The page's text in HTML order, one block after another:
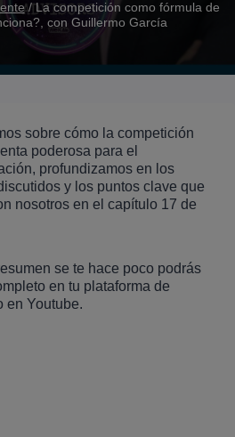
/ La competición como fórmula de
con Guillermo García
sobre cómo la competición
poderosa para el
profundizamos en los
y los puntos clave que
nosotros en el capítulo 17 de
se te hace poco podrás
en tu plataforma de
en Youtube.